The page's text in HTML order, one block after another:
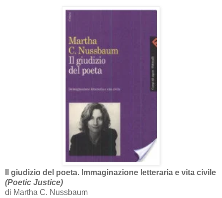
Il giudizio del poeta. Immaginazione letteraria e vita civile
(Poetic Justice)
di Martha C. Nussbaum